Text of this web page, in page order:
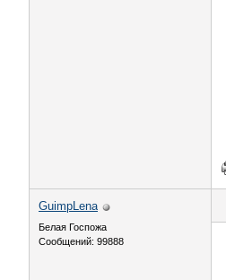
GuimpLena
Белая Госпожа
Сообщений: 99888